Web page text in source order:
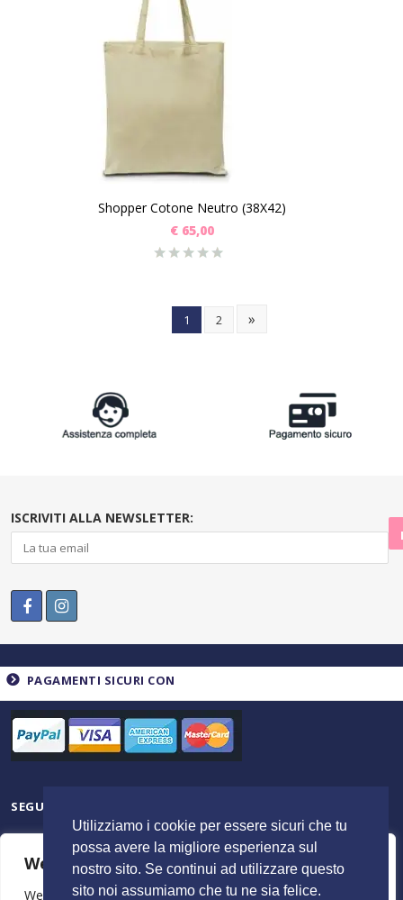
We value your privacy
We use cookies to enhance your browsing experience,
Shopper Cotone Neutro (38X42)
€ 65,00
1 2 »
ISCRIVITI ALLA NEWSLETTER:
PAGAMENTI SICURI CON
SEGUICI SU
Utilizziamo i cookie per essere sicuri che tu
possa avere la migliore esperienza sul
nostro sito. Se continui ad utilizzare questo
sito noi assumiamo che tu ne sia felice.